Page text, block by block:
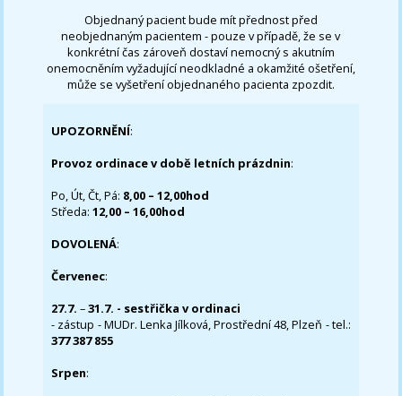
Objednaný pacient bude mít přednost před
neobjednaným pacientem - pouze v případě, že se v
konkrétní čas zároveň dostaví nemocný s akutním
onemocněním vyžadující neodkladné a okamžité ošetření,
může se vyšetření objednaného pacienta zpozdit.
UPOZORNĚNÍ:
Provoz ordinace v době letních prázdnin:
Po, Út, Čt, Pá: 8,00 – 12,00hod
Středa:12,00 – 16,00hod
DOVOLENÁ:
Červenec:
27.7.–31.7. - sestřička v ordinaci
- zástup - MUDr. Lenka Jílková, Prostřední 48, Plzeň - tel.:
377 387 855
Srpen: